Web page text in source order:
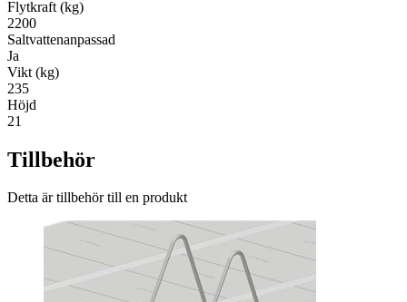
Flytkraft (kg)
2200
Saltvattenanpassad
Ja
Vikt (kg)
235
Höjd
21
Tillbehör
Detta är tillbehör till en produkt